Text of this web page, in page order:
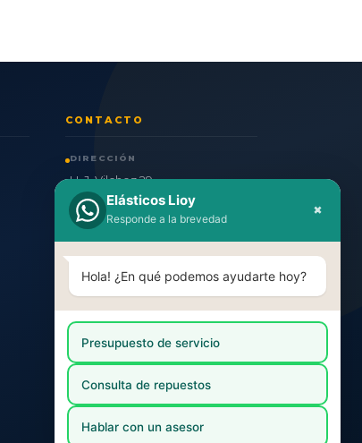
CONTACTO
DIRECCIÓN
H. J. Vilchez 29
San Martín, Mendoza
+54 263 441-0689
info@elasticoslioy.com
HORARIOS
Lun–Vie: 8:30–17:00
Sáb: 8:30–12:30
Elásticos Lioy
Responde a la brevedad ×
Hola! ¿En qué podemos ayudarte hoy?
Presupuesto de servicio
Consulta de repuestos
Hablar con un asesor